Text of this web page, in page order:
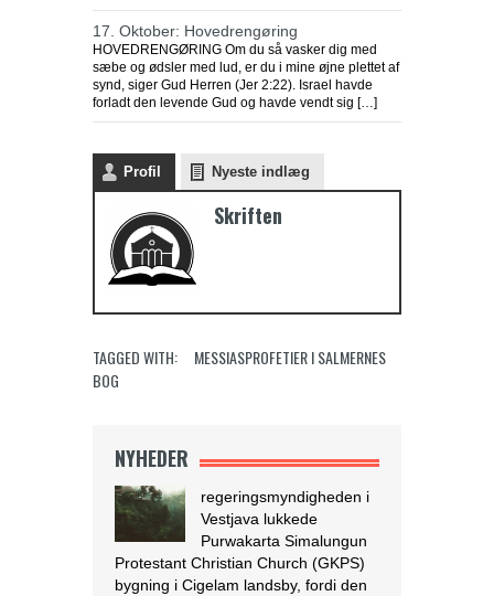
17. Oktober: Hovedrengøring
HOVEDRENGØRING Om du så vasker dig med
sæbe og ødsler med lud, er du i mine øjne plettet af
synd, siger Gud Herren (Jer 2:22). Israel havde
forladt den levende Gud og havde vendt sig […]
Profil Nyeste indlæg
Skriften
TAGGED WITH:
MESSIASPROFETIER I SALMERNES
BOG
NYHEDER
Endnu en kirkelukning i Indonesien
Purwakarta
Protestant Christian Church (GKPS)
ikke havde en byggetilladelse.
Regenten af Purwakarta, Anne Ratna
muslimske flertalssamfund. Regenten
foreslog derefter, at GKPS-
menigheden skulle tilbede i en anden
[Læs mere...]
Israel tester dronelevering af blod og